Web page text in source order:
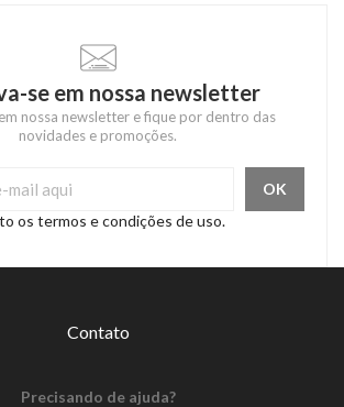
se em nossa newsletter
nossa newsletter e fique por dentro das
novidades e promoções.
os termos e condições de uso.
Contato
Precisando de ajuda?